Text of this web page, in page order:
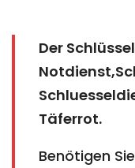
Der
Täferrot.
Benötigen